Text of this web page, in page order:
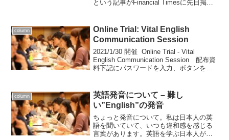
という記事がFinancial Timesに先日掲載
column
Online Trial: Vital English
Communication Session
2021/1/30 開催 Online Trial - Vital
English Communication Session 配布資
料下記にパスワードを入力、ボタンを押
column
英語発音について – 難し
い”English”の発音
ちょっと発音について。私は日本人の英
語を聞いていて、いつも違和感を感じる
言葉があります。英語を学ぶ日本人がお